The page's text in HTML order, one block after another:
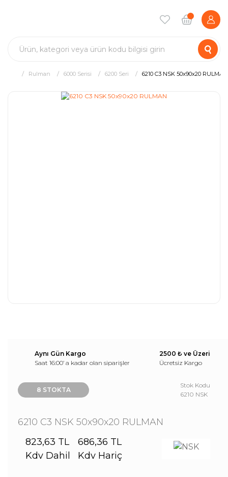
Rulman 6000 Serisi 6200 Seri 6210 C3 NSK 50x90x20 RULMAN
Aynı Gün Kargo
Saat 16:00’ a kadar olan siparişler
2500 ₺ ve Üzeri
Ücretsiz Kargo
8 STOKTA
Stok Kodu
6210 NSK
6210 C3 NSK 50x90x20 RULMAN
823,63 TL
Kdv Dahil
686,36 TL
Kdv Hariç